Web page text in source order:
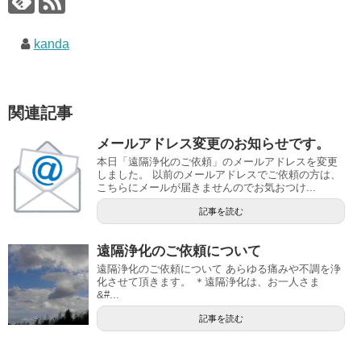
kanda
関連記事
メールアドレス変更のお知らせです。
本日「遠隔浄化のご依頼」のメールアドレスを変更
しました。 以前のメールアドレスでご依頼の方は、
こちらにメールが届きませんのでお気おつけ...
記事を読む
遠隔浄化のご依頼について
遠隔浄化のご依頼について あらゆる痛みや不調を浄
化させて頂きます。 ＊遠隔浄化は、お一人さま
&#...
記事を読む